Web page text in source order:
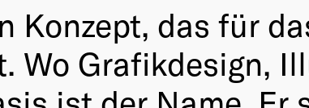
Konzept, das für
Wo Grafikdesign,